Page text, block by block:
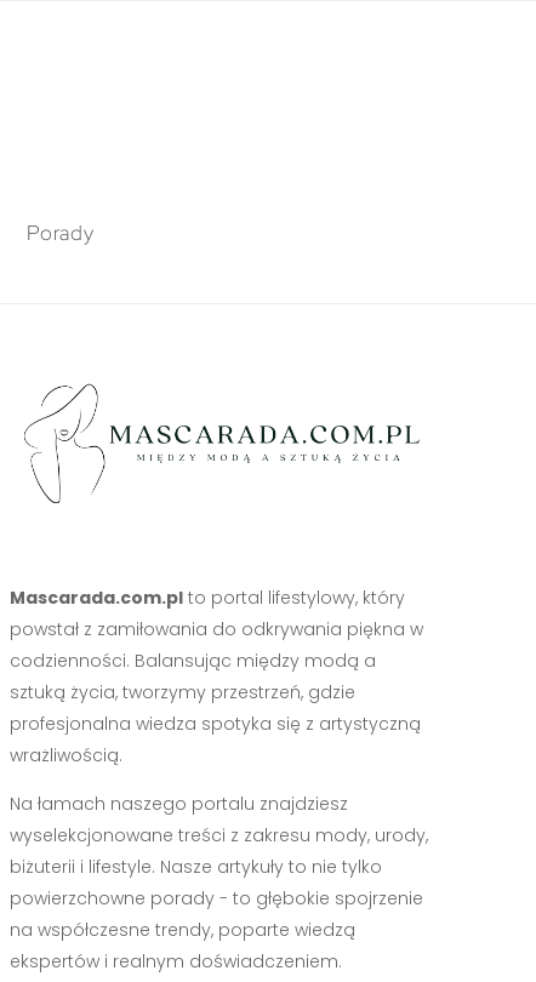
Porady
Mascarada.com.plto portal lifestylowy, który
powstał z zamiłowania do odkrywania piękna w
codzienności. Balansując między modą a
sztuką życia, tworzymy przestrzeń, gdzie
profesjonalna wiedza spotyka się z artystyczną
wrażliwością.
Na łamach naszego portalu znajdziesz
wyselekcjonowane treści z zakresu mody, urody,
biżuterii i lifestyle. Nasze artykuły to nie tylko
powierzchowne porady - to głębokie spojrzenie
na współczesne trendy, poparte wiedzą
ekspertów i realnym doświadczeniem.